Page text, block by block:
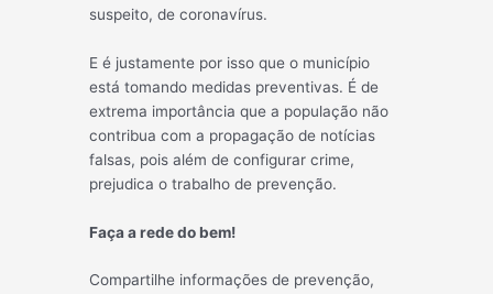
suspeito, de coronavírus.
E é justamente por isso que o município
está tomando medidas preventivas. É de
extrema importância que a população não
contribua com a propagação de notícias
falsas, pois além de configurar crime,
prejudica o trabalho de prevenção.
Faça a rede do bem!
Compartilhe informações de prevenção,